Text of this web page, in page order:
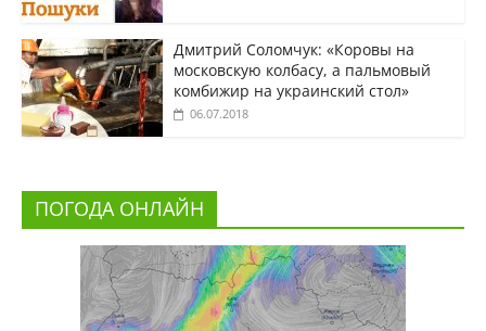
Дмитрий Соломчук: «Коровы на
московскую колбасу, а пальмовый
комбижир на украинский стол»
06.07.2018
ПОГОДА ОНЛАЙН